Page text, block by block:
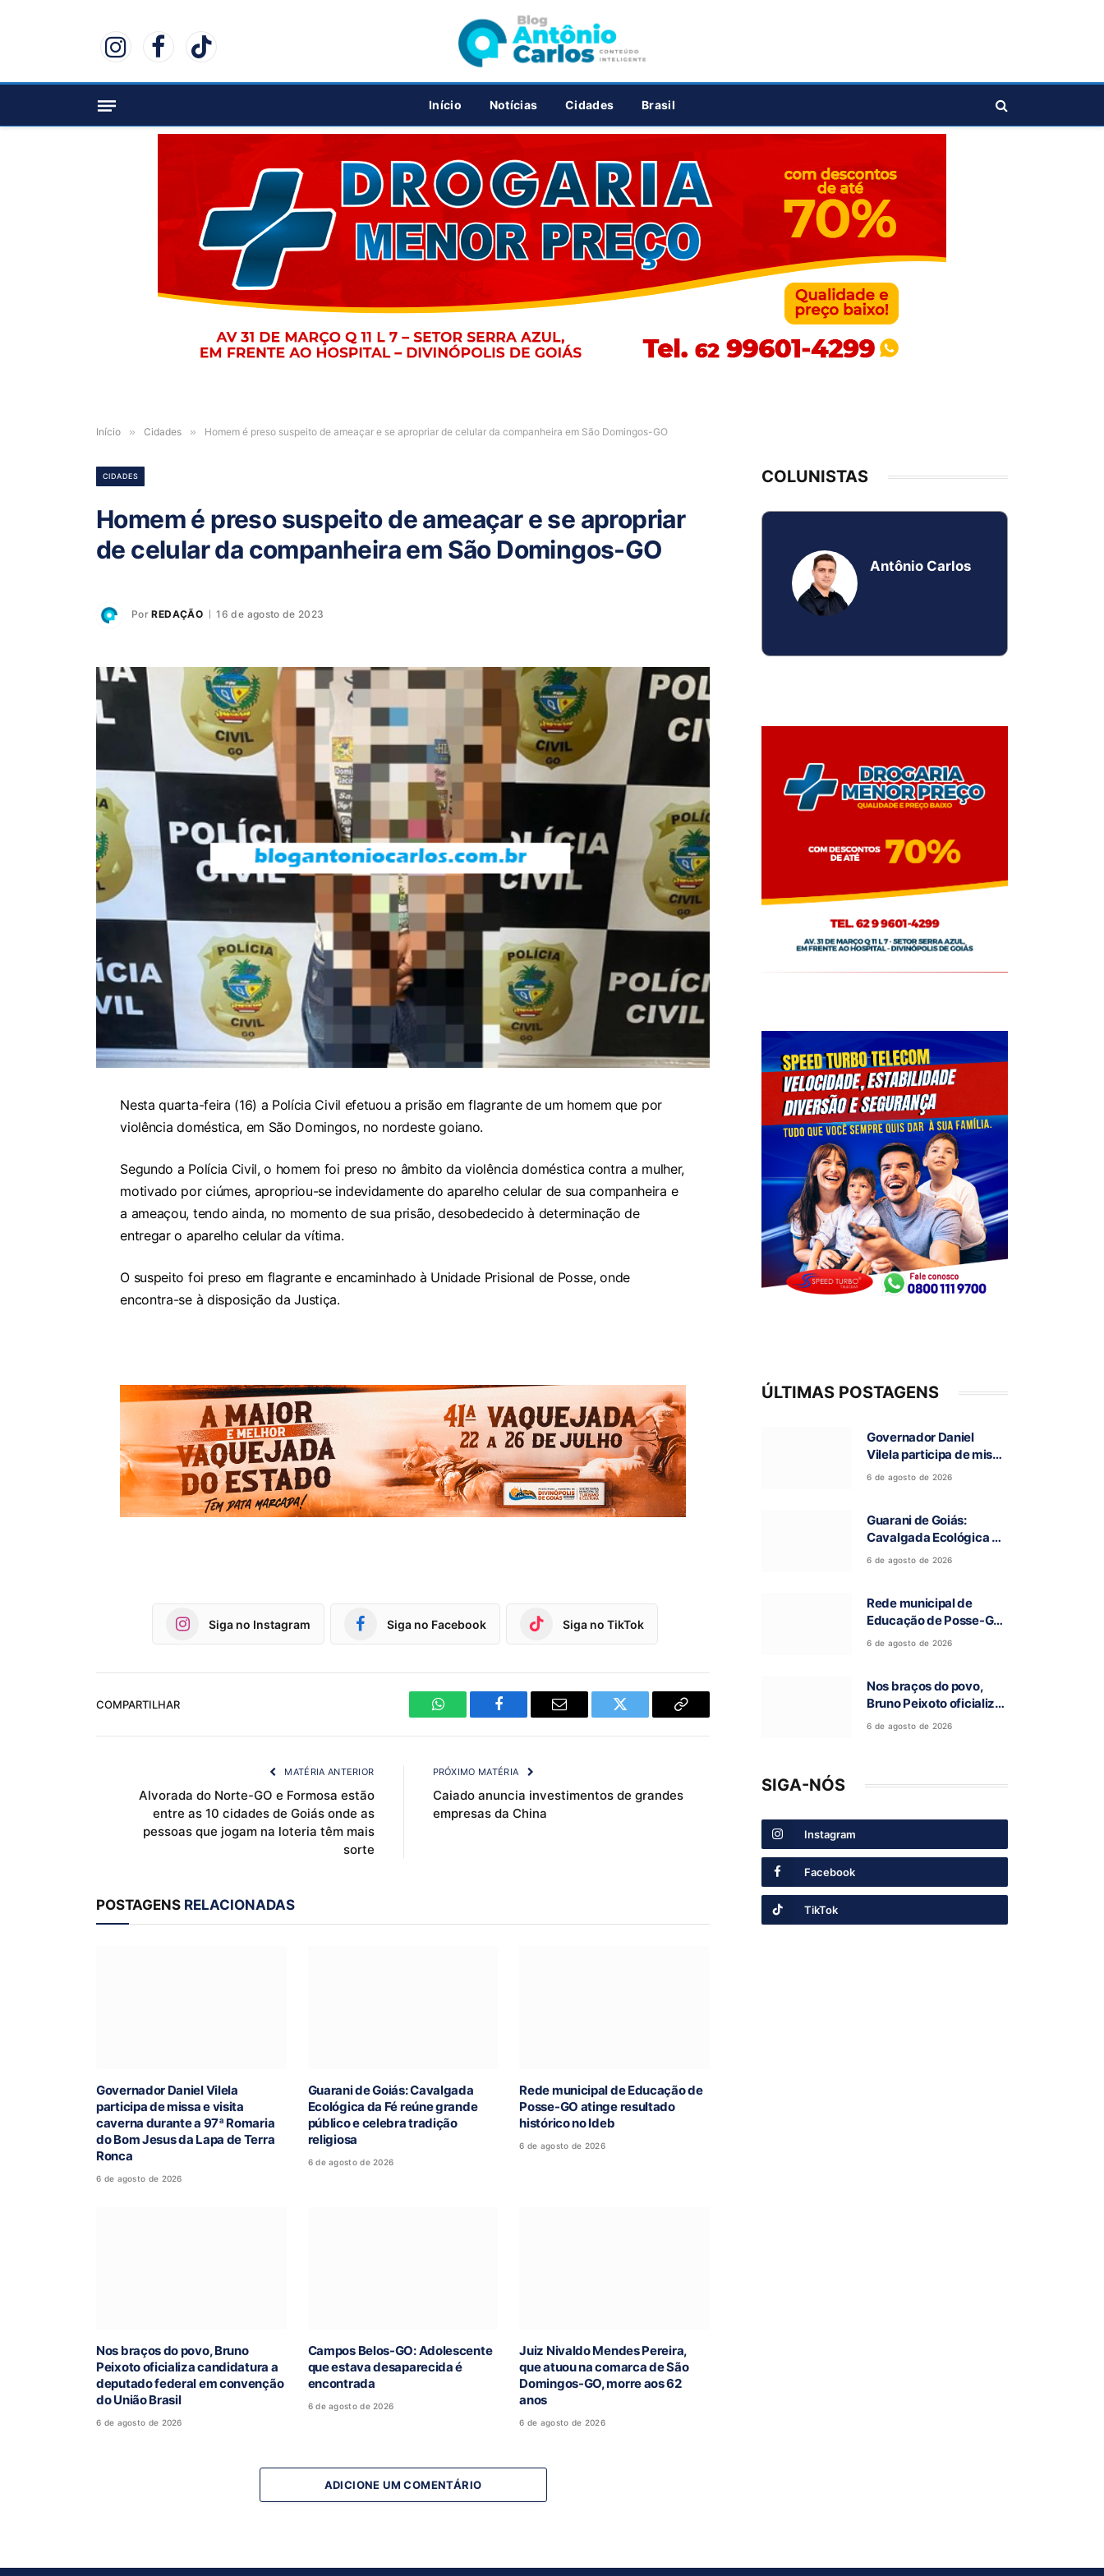
InstagramFacebookTikTok
Início Notícias Cidades Brasil
PUBLICIDADE
Início » Cidades » Homem é preso suspeito de ameaçar e se apropriar de celular da companheira em São Domingos-GO
CIDADES
Homem é preso suspeito de ameaçar e se apropriar
de celular da companheira em São Domingos-GO
Por REDAÇÃO 16 de agosto de 2023
Nesta quarta-feira (16) a Polícia Civil efetuou a prisão em flagrante de um homem que por
violência doméstica, em São Domingos, no nordeste goiano.
Segundo a Polícia Civil, o homem foi preso no âmbito da violência doméstica contra a mulher,
motivado por ciúmes, apropriou-se indevidamente do aparelho celular de sua companheira e
a ameaçou, tendo ainda, no momento de sua prisão, desobedecido à determinação de
entregar o aparelho celular da vítima.
O suspeito foi preso em flagrante e encaminhado à Unidade Prisional de Posse, onde
encontra-se à disposição da Justiça.
Siga no Instagram Siga no Facebook Siga no TikTok
COMPARTILHAR
WhatsAppFacebook Email Twitter
Copy
MATÉRIA ANTERIOR
Alvorada do Norte-GO e Formosa estão
entre as 10 cidades de Goiás onde as
pessoas que jogam na loteria têm mais
sorte
PRÓXIMO MATÉRIA
Caiado anuncia investimentos de grandes
empresas da China
POSTAGENS RELACIONADAS
Governador Daniel Vilela
participa de missa e visita
caverna durante a 97ª Romaria
do Bom Jesus da Lapa de Terra
Ronca
6 de agosto de 2026
Guarani de Goiás: Cavalgada
Ecológica da Fé reúne grande
público e celebra tradição
religiosa
6 de agosto de 2026
Rede municipal de Educação de
Posse-GO atinge resultado
histórico no Ideb
6 de agosto de 2026
Nos braços do povo, Bruno
Peixoto oficializa candidatura a
deputado federal em convenção
do União Brasil
6 de agosto de 2026
Campos Belos-GO: Adolescente
que estava desaparecida é
encontrada
6 de agosto de 2026
Juiz Nivaldo Mendes Pereira,
que atuou na comarca de São
Domingos-GO, morre aos 62
anos
6 de agosto de 2026
ADICIONE UM COMENTÁRIO
COLUNISTAS
Antônio Carlos
ÚLTIMAS POSTAGENS
Governador Daniel
Vilela participa de missa
e visita caverna durante
Ronca
6 de agosto de 2026
Guarani de Goiás:
Cavalgada Ecológica da
Fé reúne grande público
6 de agosto de 2026
Rede municipal de
Educação de Posse-GO
atinge resultado
6 de agosto de 2026
Nos braços do povo,
Bruno Peixoto oficializa
candidatura a deputado
6 de agosto de 2026
SIGA-NÓS
Instagram
Facebook
TikTok